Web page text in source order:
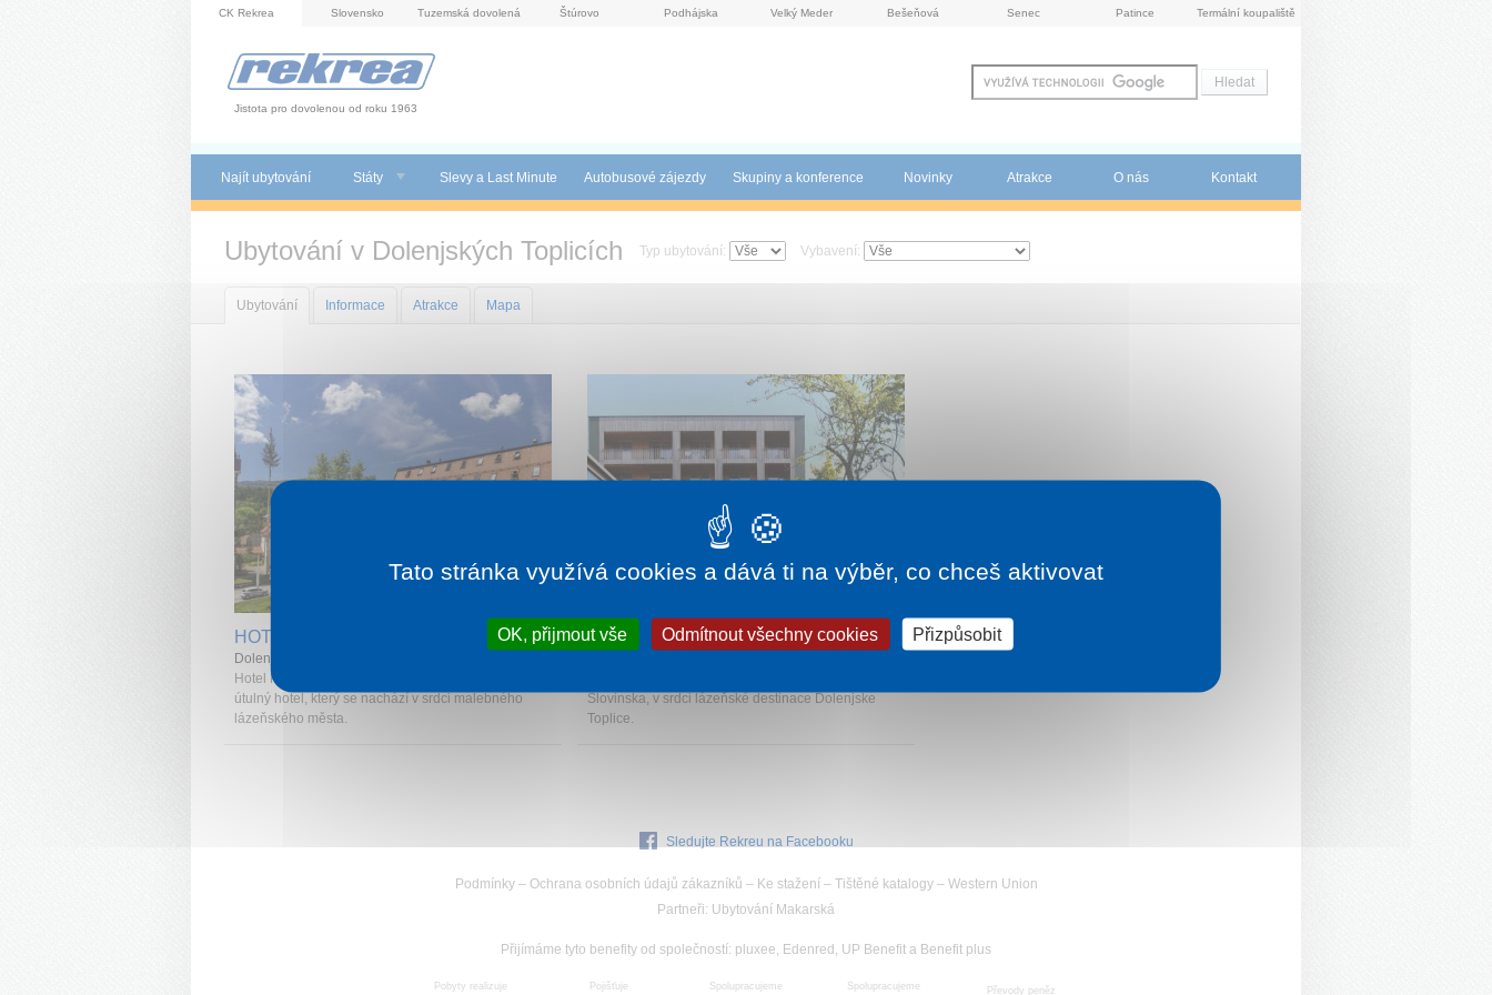
CK Rekrea Slovensko Tuzemská dovolená Štúrovo Podhájska Velký Meder Bešeňová Senec Patince Termální koupaliště
Jistota pro dovolenou od roku 1963
Najít ubytování Státy Slevy a Last Minute Autobusové zájezdy Skupiny a konference Novinky Atrakce O nás Kontakt
Ubytování v Dolenjských Toplicích Typ ubytování: Vybavení:
Ubytování Informace Atrakce Mapa
HOTEL KRISTAL
Dolenjske Toplice
Hotel Kristal v Dolenjských Toplicích je moderní a
útulný hotel, který se nachází v srdci malebného
lázeňského města.
HOTEL BALNEA
Slovinska, v srdci lázeňské destinace Dolenjske
Toplice.
Sledujte Rekreu na Facebooku
Podmínky– Ochrana osobních údajů zákazníků – Ke stažení – Tištěné katalogy– Western Union
Partneři: Ubytování Makarská
Přijímáme tyto benefity od společností: pluxee, Edenred, UP Benefit a Benefit plus
Pobyty realizuje Pojišťuje Spolupracujeme Spolupracujeme Převody peněz
Tato stránka využívá cookies a dává ti na výběr, co chceš aktivovat
OK, přijmout vše Odmítnout všechny cookies Přizpůsobit